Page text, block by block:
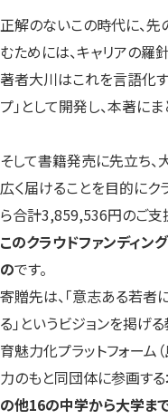
正解のないこの時代に、
むためには、キャリアの羅
著者大川はこれを言語化
プ」として開発し、本著にま
そして書籍発売に先立ち
広く届けることを目的にク
ら合計3,859,536円のご支
このクラウドファンディ
のです。
寄贈先は、 「意志ある若者
る」というビジョンを掲げ
育魅力化プラットフォーム
力のもと同団体に参画する
の他16の中学から大学ま